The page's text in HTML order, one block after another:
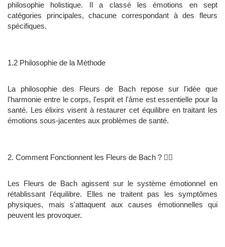
philosophie holistique. Il a classé les émotions en sept
catégories principales, chacune correspondant à des fleurs
spécifiques.
1.2 Philosophie de la Méthode
La philosophie des Fleurs de Bach repose sur l'idée que
l'harmonie entre le corps, l'esprit et l'âme est essentielle pour la
santé. Les élixirs visent à restaurer cet équilibre en traitant les
émotions sous-jacentes aux problèmes de santé.
2. Comment Fonctionnent les Fleurs de Bach ? 🧘‍♀️
Les Fleurs de Bach agissent sur le système émotionnel en
rétablissant l'équilibre. Elles ne traitent pas les symptômes
physiques, mais s'attaquent aux causes émotionnelles qui
peuvent les provoquer.